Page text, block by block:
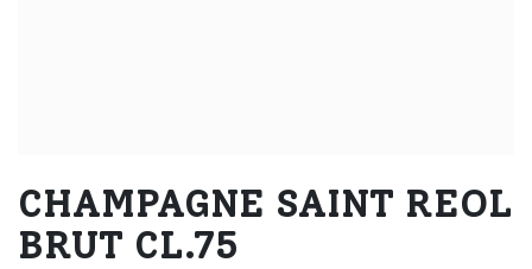
CHAMPAGNE SAINT REOL
BRUT CL.75